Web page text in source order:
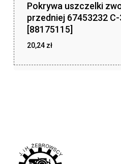
Pokrywa uszczelki
przedniej 67453232
[88175115]
20,24 zł